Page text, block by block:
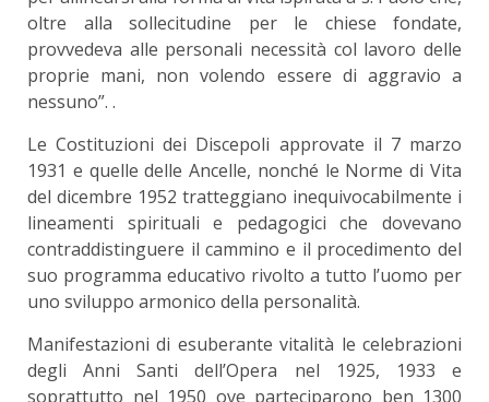
oltre alla sollecitudine per le chiese fondate,
provvedeva alle personali necessità col lavoro delle
proprie mani, non volendo essere di aggravio a
nessuno”. .
Le Costituzioni dei Discepoli approvate il 7 marzo
1931 e quelle delle Ancelle, nonché le Norme di Vita
del dicembre 1952 tratteggiano inequivocabilmente i
lineamenti spirituali e pedagogici che dovevano
contraddistinguere il cammino e il procedimento del
suo programma educativo rivolto a tutto l’uomo per
uno sviluppo armonico della personalità.
Manifestazioni di esuberante vitalità le celebrazioni
degli Anni Santi dell’Opera nel 1925, 1933 e
soprattutto nel 1950 ove parteciparono ben 1300